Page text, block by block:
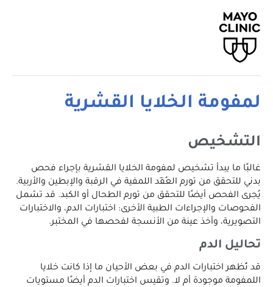
لمفومة الخلايا القشرية
التشخيص
غالبًا ما يبدأ تشخيص لمفومة الخلايا القشرية بإجراء فحص
بدني للتحقق من تورم العُقَد اللمفية في الرقبة والإبطين والأربية.
يُجرى الفحص أيضًا للتحقق من تورم الطحال أو الكبد. قد تشمل
الفحوصات والإجراءات الطبية الأخرى: اختبارات الدم، والاختبارات
التصويرية، وأخذ عينة من الأنسجة لفحصها في المختبر.
تحاليل الدم
قد تُظهر اختبارات الدم في بعض الأحيان ما إذا كانت خلايا
اللمفومة موجودة أم لا. وتقيس اختبارات الدم أيضًا مستويات